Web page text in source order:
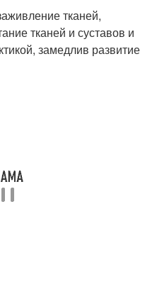
тканей,
тканей и суставов и
замедлив развитие